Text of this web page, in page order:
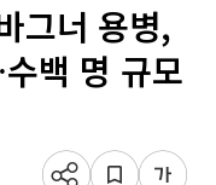
그너 용병,
백 명 규모